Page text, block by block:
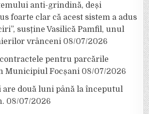
anti-grindină, deși
foarte clar că acest sistem a adus
susține Vasilică Pamfil, unul
vrânceni 08/07/2026
pentru parcările
Municipiul Focșani 08/07/2026
are două luni până la începutul
08/07/2026